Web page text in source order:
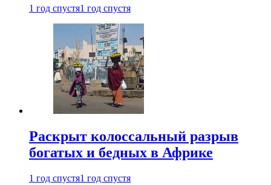
1 год спустя1 год спустя
Раскрыт колоссальный разрыв
богатых и бедных в Африке
1 год спустя1 год спустя